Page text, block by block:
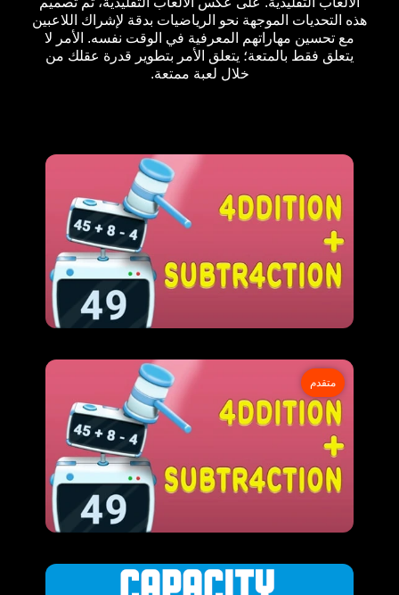
هذه التحديات الموجهة نحو الرياضيات بدقة لإشراك اللاعبين
مع تحسين مهاراتهم المعرفية في الوقت نفسه. الأمر لا
يتعلق فقط بالمتعة؛ يتعلق الأمر بتطوير قدرة عقلك من
خلال لعبة ممتعة.
متقدم